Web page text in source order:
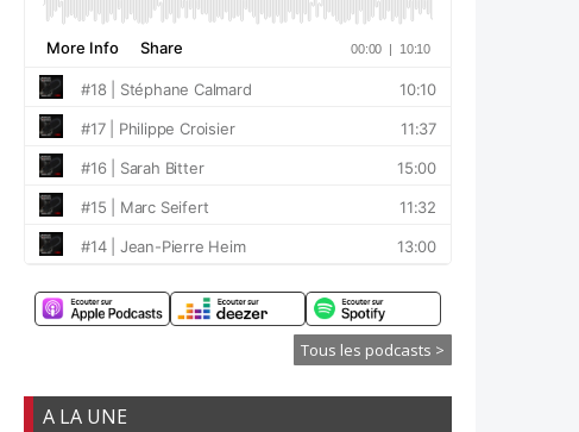
Tous les podcasts >
A LA UNE